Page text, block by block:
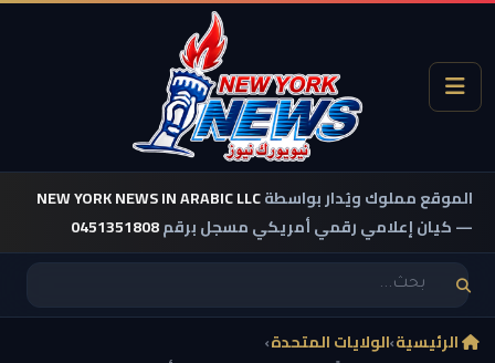
الموقع مملوك ويُدار بواسطةNEW YORK NEWS IN ARABIC LLC
— كيان إعلامي رقمي أمريكي مسجل برقم0451351808
الرئيسية›الولايات المتحدة›